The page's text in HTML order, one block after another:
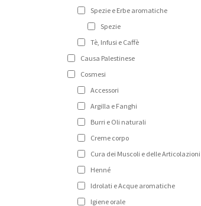
Spezie e Erbe aromatiche
Spezie
Tè, Infusi e Caffè
Causa Palestinese
Cosmesi
Accessori
Argilla e Fanghi
Burri e Oli naturali
Creme corpo
Cura dei Muscoli e delle Articolazioni
Henné
Idrolati e Acque aromatiche
Igiene orale